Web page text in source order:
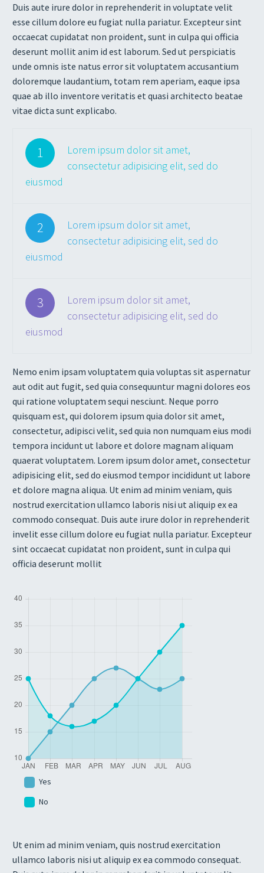
Duis aute irure dolor in reprehenderit in voluptate velit
esse cillum dolore eu fugiat nulla pariatur. Excepteur sint
occaecat cupidatat non proident, sunt in culpa qui officia
deserunt mollit anim id est laborum. Sed ut perspiciatis
unde omnis iste natus error sit voluptatem accusantium
doloremque laudantium, totam rem aperiam, eaque ipsa
quae ab illo inventore veritatis et quasi architecto beatae
vitae dicta sunt explicabo.
1
Lorem ipsum dolor sit amet,
consectetur adipisicing elit, sed do
eiusmod
2
Lorem ipsum dolor sit amet,
consectetur adipisicing elit, sed do
eiusmod
3
Lorem ipsum dolor sit amet,
consectetur adipisicing elit, sed do
eiusmod
Nemo enim ipsam voluptatem quia voluptas sit aspernatur
aut odit aut fugit, sed quia consequuntur magni dolores eos
qui ratione voluptatem sequi nesciunt. Neque porro
quisquam est, qui dolorem ipsum quia dolor sit amet,
consectetur, adipisci velit, sed quia non numquam eius modi
tempora incidunt ut labore et dolore magnam aliquam
quaerat voluptatem. Lorem ipsum dolor amet, consectetur
adipisicing elit, sed do eiusmod tempor incididunt ut labore
et dolore magna aliqua. Ut enim ad minim veniam, quis
nostrud exercitation ullamco laboris nisi ut aliquip ex ea
commodo consequat. Duis aute irure dolor in reprehenderit
invelit esse cillum dolore eu fugiat nulla pariatur. Excepteur
sint occaecat cupidatat non proident, sunt in culpa qui
officia deserunt mollit
Yes
No
Ut enim ad minim veniam, quis nostrud exercitation
ullamco laboris nisi ut aliquip ex ea commodo consequat.